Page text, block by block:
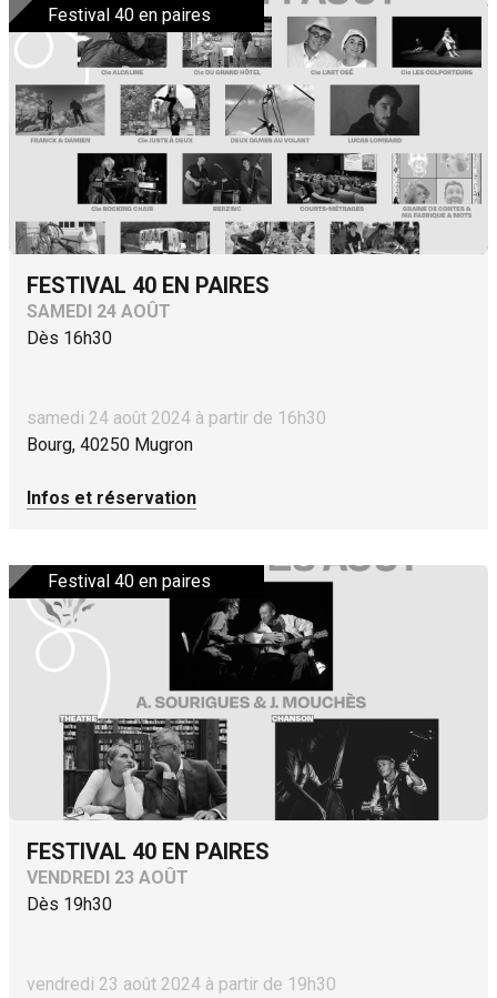
Festival 40 en paires
FESTIVAL 40 EN PAIRES
SAMEDI 24 AOÛT
Dès 16h30
samedi 24 août 2024 à partir de 16h30
Bourg, 40250 Mugron
Infos et réservation
Festival 40 en paires
FESTIVAL 40 EN PAIRES
VENDREDI 23 AOÛT
Dès 19h30
vendredi 23 août 2024 à partir de 19h30